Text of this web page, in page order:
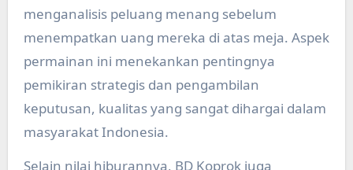
menganalisis peluang menang sebelum
menempatkan uang mereka di atas meja. Aspek
permainan ini menekankan pentingnya
pemikiran strategis dan pengambilan
keputusan, kualitas yang sangat dihargai dalam
masyarakat Indonesia.
Selain nilai hiburannya, BD Koprok juga